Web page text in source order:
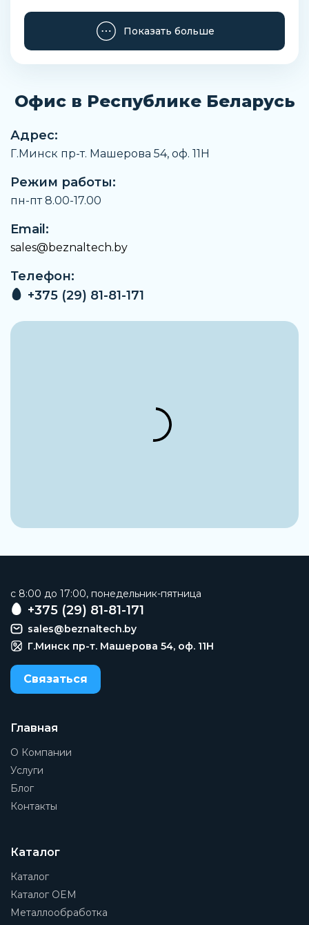
Рваные, с зазором натяжения
Показать больше
Офис в Республике Беларусь
Адрес:
Г.Минск пр-т. Машерова 54, оф. 11H
Режим работы:
пн-пт 8.00-17.00
Email:
sales@beznaltech.by
Телефон:
+375 (29) 81-81-171
c 8:00 до 17:00, понедельник-пятница
+375 (29) 81-81-171
sales@beznaltech.by
Г.Минск пр-т. Машерова 54, оф. 11H
Связаться
Главная
О Компании
Услуги
Блог
Контакты
Каталог
Каталог
Каталог OEM
Металлообработка